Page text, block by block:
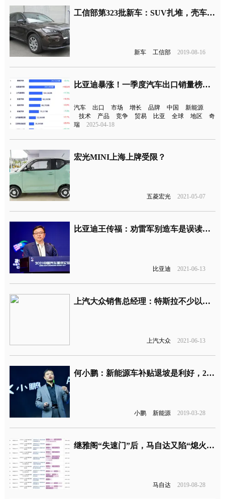
工信部第323批新车：SUV扎堆，壳车成主流？
新车 工信部 2019-08-16
比亚迪暴涨！一季度汽车出口销量榜出炉
汽车 出口 市场 增长 品牌 中国
新能源
技术
产品 竞争 贸易 比亚 全球 地区
奇
瑞
2025-04-18
宏光MINI上海上牌受限？
五菱宏光 2021-05-07
比亚迪王传福：劝雷军别造车是误读，支持小米在汽车领域发展
比亚迪 2021-06-13
上汽大众销售总经理：特斯拉不少以客户为中心，大众才是
上汽大众 2021-06-13
何小鹏：新能源车补贴退坡是利好，2021年电动车进入新阶段
小鹏 新能源 2019-03-28
继雅阁“失速门”后，马自达又陷“熄火门”！
马自达 2019-08-28